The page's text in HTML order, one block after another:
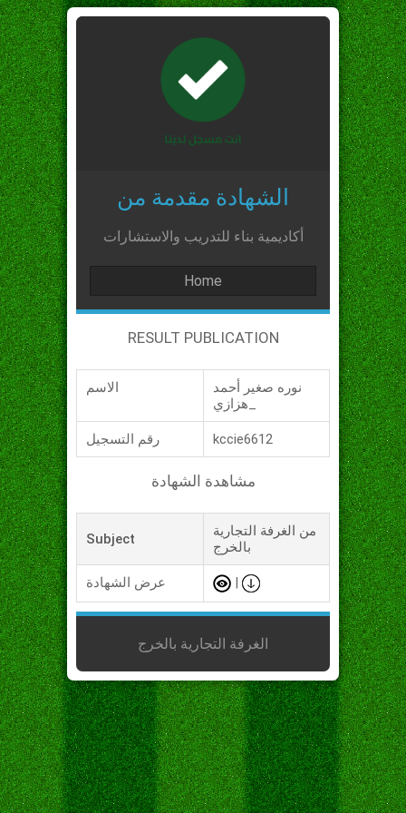
الشهادة مقدمة من
أكاديمية بناء للتدريب والاستشارات
Home
RESULT PUBLICATION
الاسم
نوره صغير أحمد
رقم التسجيل kccie6612
مشاهدة الشهادة
Subject
من الغرفة التجارية
بالخرج
عرض الشهادة
الغرفة التجارية بالخرج